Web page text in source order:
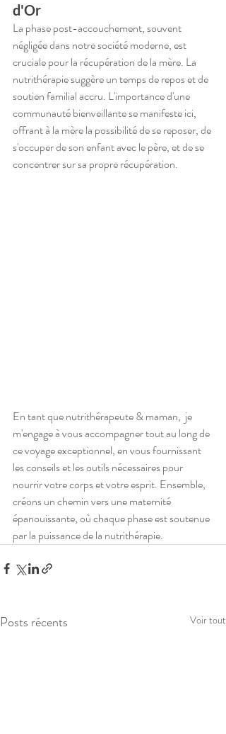
d'Or
La phase post-accouchement, souvent
négligée dans notre société moderne, est
cruciale pour la récupération de la mère. La
nutrithérapie suggère un temps de repos et de
soutien familial accru. L'importance d'une
communauté bienveillante se manifeste ici,
offrant à la mère la possibilité de se reposer, de
s'occuper de son enfant avec le père, et de se
concentrer sur sa propre récupération.
En tant que nutrithérapeute & maman,  je
m'engage à vous accompagner tout au long de
ce voyage exceptionnel, en vous fournissant
les conseils et les outils nécessaires pour
nourrir votre corps et votre esprit. Ensemble,
créons un chemin vers une maternité
épanouissante, où chaque phase est soutenue
par la puissance de la nutrithérapie.
Posts récents Voir tout